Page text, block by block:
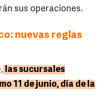
sus operaciones.
nuevas reglas
las sucursales
11 de junio, día de la